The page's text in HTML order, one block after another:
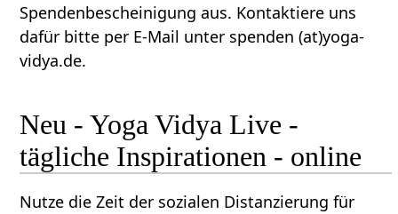
Spendenbescheinigung aus. Kontaktiere uns
dafür bitte per E-Mail unter spenden (at)yoga-
vidya.de.
Neu - Yoga Vidya Live -
tägliche Inspirationen - online
Nutze die Zeit der sozialen Distanzierung für